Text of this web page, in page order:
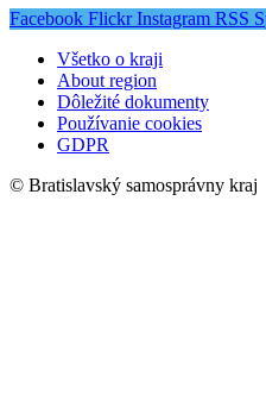
Facebook Flickr Instagram RSS
Všetko o kraji
About region
Dôležité dokumenty
Používanie cookies
GDPR
© Bratislavský samosprávny kraj